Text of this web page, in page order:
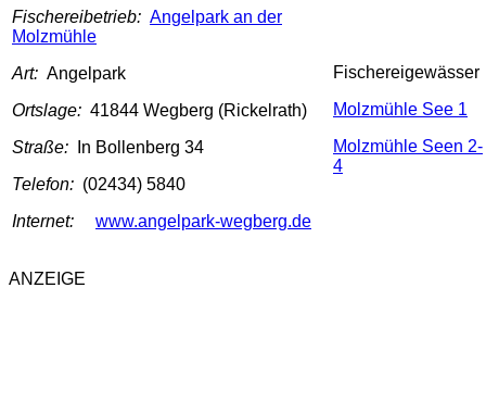
Fischereibetrieb: Angelpark an der
Molzmühle
Art: Angelpark
Ortslage: 41844 Wegberg (Rickelrath)
Straße:
In Bollenberg 34
Telefon: (02434) 5840
Internet:
www.angelpark-wegberg.de
Fischereigewässer
Molzmühle See 1
Molzmühle Seen 2-
4
ANZEIGE